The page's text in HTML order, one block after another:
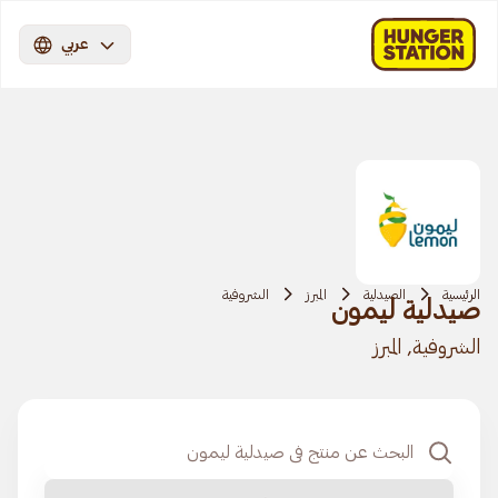
عربي
الرئيسية الصيدلية المبرز الشروفية
صيدلية ليمون
الشروفية, المبرز